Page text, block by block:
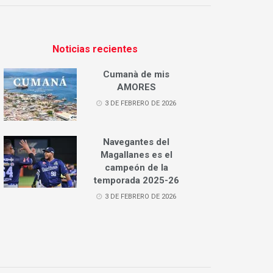
Noticias recientes
Cumanà de mis
AMORES
3 DE FEBRERO DE 2026
Navegantes del
Magallanes es el
campeón de la
temporada 2025-26
3 DE FEBRERO DE 2026